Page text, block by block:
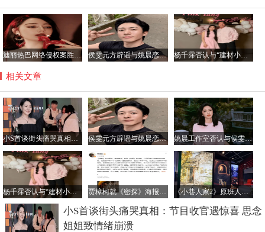
侯雯元方辟谣与姚晨恋情传闻：拒绝编造，抵制谣言 杨千霈否认与“建材小开”恋情：只是普通朋友
相关文章
小S首谈街头痛哭真相：节目收官遇惊喜 思念姐姐致情绪崩溃 侯雯元方辟谣与姚晨恋情传闻：拒绝编造，抵制谣言 姚晨工作室否认与侯雯元恋情传闻：纯属虚构，呼吁理性看待
小S首谈街头痛哭真相：节目收官遇惊喜 思念
姐姐致情绪崩溃